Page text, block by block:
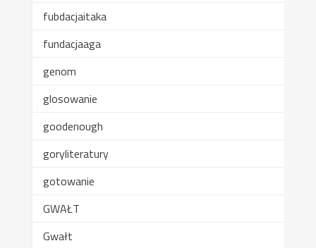
fubdacjaitaka
fundacjaaga
genom
glosowanie
goodenough
goryliteratury
gotowanie
GWAŁT
Gwałt